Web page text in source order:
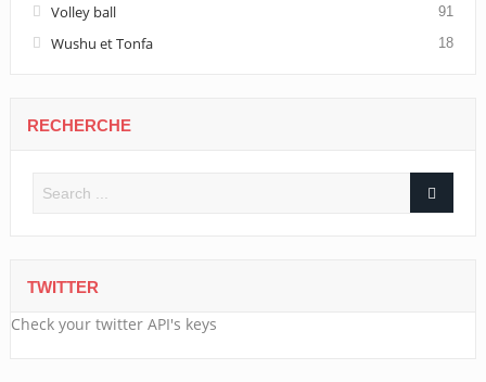
Volley ball 91
Wushu et Tonfa 18
RECHERCHE
TWITTER
Check your twitter API's keys